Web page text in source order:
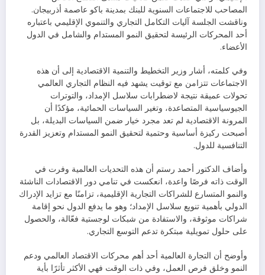
المصاحب للاجتماعات السنوية للبنك بمدينة باكو عاصمة أذربيجان.
وناقشت الجلسة آليات التكامل التجاري والتنموي الإقليمي باعتباره
أحد المحركات الرئيسة لتحقيق النمو المستدام والشامل في الدول
الأعضاء.
وفي كلمته، أشار وزير التخطيط والتنمية الاقتصادية إلى أن هذه
الاجتماعات تتزامن مع توقيت يشهد فيه النظام التجاري العالمي
تحولات عميقة نتيجة لاضطرابات سلاسل الإمداد، والتوترات
الجيوسياسية المتصاعدة، وتغير السياسات الحمائية، مؤكدًا أن
المرونة الاقتصادية لم تعد مجرد خيار ضمن السياسات البديلة، بل
أصبحت ركيزة أساسية وحتمية لتحقيق النمو المستدام وتعزيز القدرة
التنافسية للدول.
وأضاف الدكتور أحمد رستم أن هذه التحديات العالمية وفرت في
الوقت ذاته فرصًا واعدة، انعكست في تنامي دور الاقتصادات الناشئة
والنمو المتسارع للشراكات التجارية الإقليمية، تزامنًا مع تزايد الإدراك
الدولي بأهمية تنويع سلاسل الإمداد؛ وهو ما يدفع الدول نحو إقامة
شراكات موثوقة، والاستفادة من شبكات لوجستية فعّالة، والحصول
على حلول تمويلية مبتكرة تدعم التوسع التجاري.
وأوضح أن التجارة العالمية أحد أهم محركات الاقتصاد العالمي ودعم
النمو وخلق فرص العمل، وفي ذات الوقت فهي الأكثر تأثرًا بأية